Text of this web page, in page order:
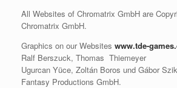
All Websites of Chromatrix GmbH are
Chromatrix GmbH.
Graphics on our Websites www.tde-
Ralf Berszuck, Thomas Thiemeyer
Ugurcan Yüce, Zoltán Boros und Gábor
Fantasy Productions GmbH.